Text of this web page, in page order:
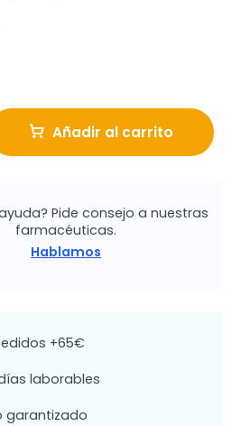
Añadir al carrito
Pide consejo a nuestras
farmacéuticas.
Hablamos
+65€
laborables
garantizado